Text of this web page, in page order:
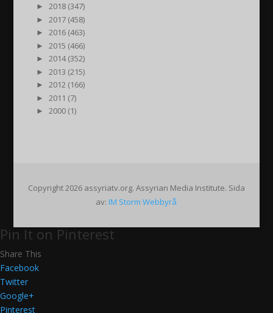
►
2018 (347)
►
2017 (458)
►
2016 (463)
►
2015 (466)
►
2014 (352)
►
2013 (215)
►
2012 (166)
►
2011 (7)
►
2000 (1)
Copyright 2026 assyriatv.org. Assyrian Media Institute. Sida
av: IM Storm Webbyrå
Pin It on Pinterest
Share This
Facebook
Twitter
Google+
Pinterest